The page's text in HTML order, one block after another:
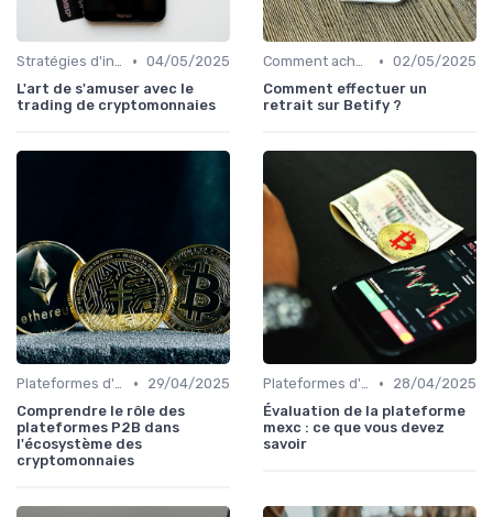
Stratégies d'investissement • 04/05/2025
L'art de s'amuser avec le
trading de cryptomonnaies
Comment acheter des cryptomonnaies • 02/05/2025
Comment effectuer un
retrait sur Betify ?
Plateformes d'échange et portefeuilles •
29/04/2025
Comprendre le rôle des
plateformes P2B dans
l'écosystème des
cryptomonnaies
Plateformes d'échange et portefeuilles •
28/04/2025
Évaluation de la plateforme
mexc : ce que vous devez
savoir